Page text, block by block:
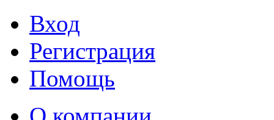
Вход
Регистрация
Помощь